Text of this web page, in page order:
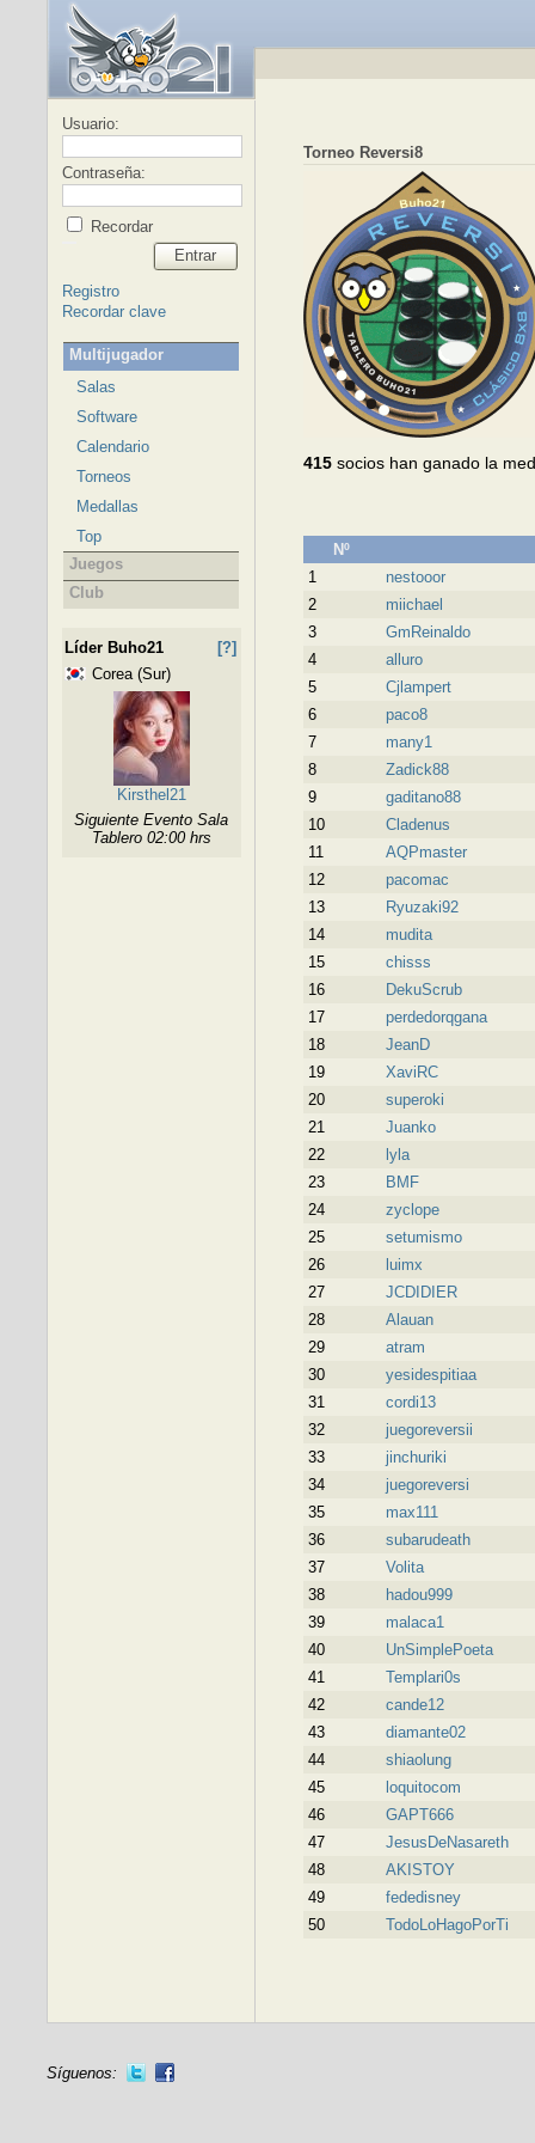
Usuario:
Contraseña:
Recordar
Entrar
Registro
Recordar clave
Multijugador
Salas
Software
Calendario
Torneos
Medallas
Top
Juegos
Club
Líder Buho21
[?]
Corea (Sur)
Kirsthel21
Siguiente Evento Sala
Tablero 02:00 hrs
Torneo Reversi8
415socios han ganado la
Nº
1
nestooor
2
miichael
3
GmReinaldo
4
alluro
5
Cjlampert
6
paco8
7
many1
8
Zadick88
9
gaditano88
10
Cladenus
11
AQPmaster
12
pacomac
13
Ryuzaki92
14
mudita
15
chisss
16
DekuScrub
17
perdedorqgana
18
JeanD
19
XaviRC
20
superoki
21
Juanko
22
lyla
23
BMF
24
zyclope
25
setumismo
26
luimx
27
JCDIDIER
28
Alauan
29
atram
30
yesidespitiaa
31
cordi13
32
juegoreversii
33
jinchuriki
34
juegoreversi
35
max111
36
subarudeath
37
Volita
38
hadou999
39
malaca1
40
UnSimplePoeta
41
Templari0s
42
cande12
43
diamante02
44
shiaolung
45
loquitocom
46
GAPT666
47
JesusDeNasareth
48
AKISTOY
49
fededisney
50
TodoLoHagoPorTi
Síguenos: